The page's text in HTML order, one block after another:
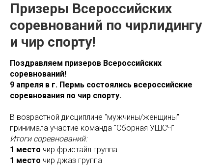
Призеры Всероссийских
соревнований по чирлидингу
и чир спорту!
Поздравляем призеров Всероссийских
соревнований!
9 апреля в г. Пермь состоялись всероссийские
соревнования по чир спорту.
В возрастной дисциплине "мужчины/женщины"
принимала участие команда "Сборная УШСЧ"
Итоги соревнований:
1 место чир фристайл группа
1 место чир джаз группа